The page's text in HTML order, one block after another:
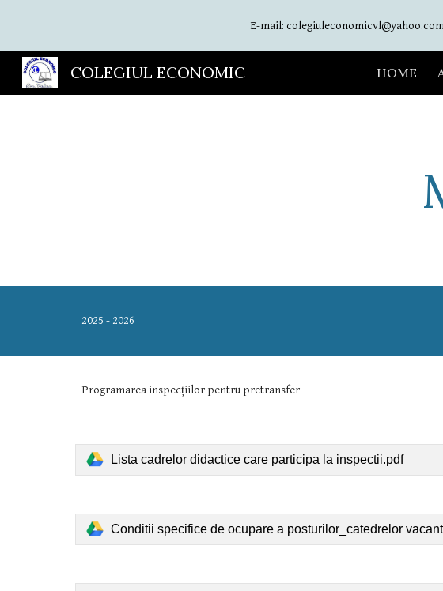
Skip to main
E-mail:
COLEGIUL ECONOMIC HOME
2025 - 2026
Programarea inspecțiilor pentru pretransfer
Lista cadrelor didactice care participa la inspectii.pdf
Conditii specifice de ocupare a posturilor_catedrelor